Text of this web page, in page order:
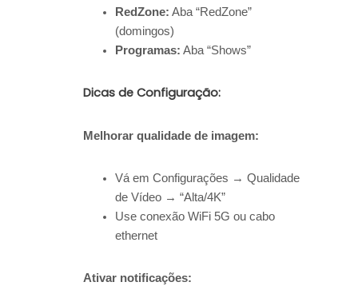
RedZone: Aba “RedZone”
(domingos)
Programas: Aba “Shows”
Dicas de Configuração:
Melhorar qualidade de imagem:
Vá em Configurações → Qualidade
de Vídeo → “Alta/4K”
Use conexão WiFi 5G ou cabo
ethernet
Ativar notificações: